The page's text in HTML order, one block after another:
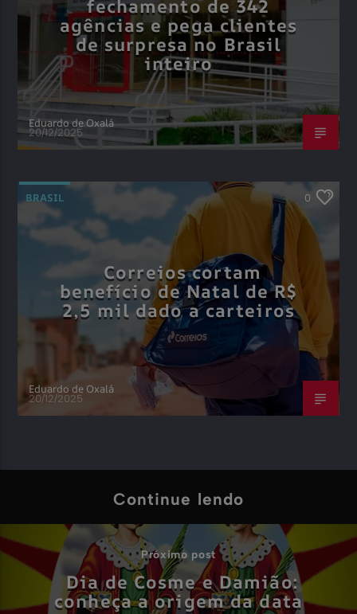
fechamento de 342
agências e pega clientes
de surpresa no Brasil
inteiro
Eduardo de Oxalá
20/12/2025
BRASIL 0
Correios cortam
benefício de Natal de R$
2,5 mil dado a carteiros
Eduardo de Oxalá
20/12/2025
Continue lendo
Próximo post
Dia de Cosme e Damião:
conheça a origem da data